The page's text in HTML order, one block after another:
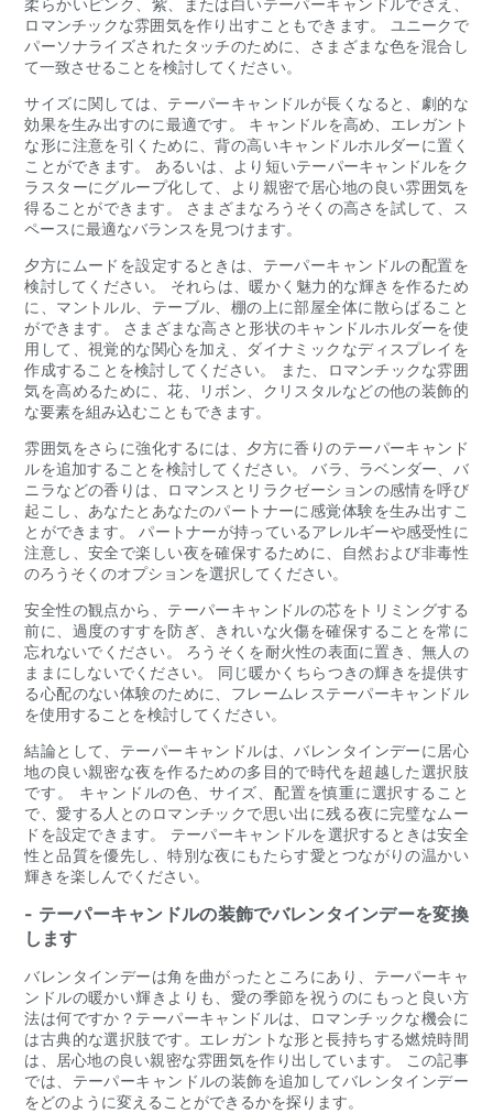
柔らかいピンク、紫、または白いテーパーキャンドルでさえ、
ロマンチックな雰囲気を作り出すこともできます。 ユニークで
パーソナライズされたタッチのために、さまざまな色を混合し
て一致させることを検討してください。
サイズに関しては、テーパーキャンドルが長くなると、劇的な
効果を生み出すのに最適です。 キャンドルを高め、エレガント
な形に注意を引くために、背の高いキャンドルホルダーに置く
ことができます。 あるいは、より短いテーパーキャンドルをク
ラスターにグループ化して、より親密で居心地の良い雰囲気を
得ることができます。 さまざまなろうそくの高さを試して、ス
ペースに最適なバランスを見つけます。
夕方にムードを設定するときは、テーパーキャンドルの配置を
検討してください。 それらは、暖かく魅力的な輝きを作るため
に、マントルル、テーブル、棚の上に部屋全体に散らばること
ができます。 さまざまな高さと形状のキャンドルホルダーを使
用して、視覚的な関心を加え、ダイナミックなディスプレイを
作成することを検討してください。 また、ロマンチックな雰囲
気を高めるために、花、リボン、クリスタルなどの他の装飾的
な要素を組み込むこともできます。
雰囲気をさらに強化するには、夕方に香りのテーパーキャンド
ルを追加することを検討してください。 バラ、ラベンダー、バ
ニラなどの香りは、ロマンスとリラクゼーションの感情を呼び
起こし、あなたとあなたのパートナーに感覚体験を生み出すこ
とができます。 パートナーが持っているアレルギーや感受性に
注意し、安全で楽しい夜を確保するために、自然および非毒性
のろうそくのオプションを選択してください。
安全性の観点から、テーパーキャンドルの芯をトリミングする
前に、過度のすすを防ぎ、きれいな火傷を確保することを常に
忘れないでください。 ろうそくを耐火性の表面に置き、無人の
ままにしないでください。 同じ暖かくちらつきの輝きを提供す
る心配のない体験のために、フレームレステーパーキャンドル
を使用することを検討してください。
結論として、テーパーキャンドルは、バレンタインデーに居心
地の良い親密な夜を作るための多目的で時代を超越した選択肢
です。 キャンドルの色、サイズ、配置を慎重に選択すること
で、愛する人とのロマンチックで思い出に残る夜に完璧なムー
ドを設定できます。 テーパーキャンドルを選択するときは安全
性と品質を優先し、特別な夜にもたらす愛とつながりの温かい
輝きを楽しんでください。
- テーパーキャンドルの装飾でバレンタインデーを変換
します
バレンタインデーは角を曲がったところにあり、テーパーキャ
ンドルの暖かい輝きよりも、愛の季節を祝うのにもっと良い方
法は何ですか？テーパーキャンドルは、ロマンチックな機会に
は古典的な選択肢です。エレガントな形と長持ちする燃焼時間
は、居心地の良い親密な雰囲気を作り出しています。 この記事
では、テーパーキャンドルの装飾を追加してバレンタインデー
をどのように変えることができるかを探ります。